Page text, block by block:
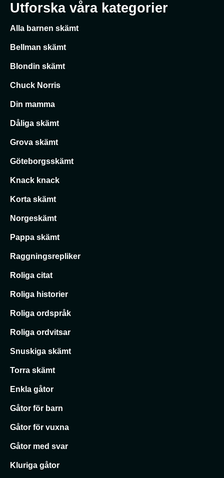
Utforska våra kategorier
Alla barnen skämt
Bellman skämt
Blondin skämt
Chuck Norris
Din mamma
Dåliga skämt
Grova skämt
Göteborgsskämt
Knack knack
Korta skämt
Norgeskämt
Pappa skämt
Raggningsrepliker
Roliga citat
Roliga historier
Roliga ordspråk
Roliga ordvitsar
Snuskiga skämt
Torra skämt
Enkla gåtor
Gåtor för barn
Gåtor för vuxna
Gåtor med svar
Kluriga gåtor